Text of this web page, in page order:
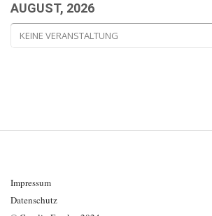
AUGUST, 2026
KEINE VERANSTALTUNG
Impressum
Datenschutz